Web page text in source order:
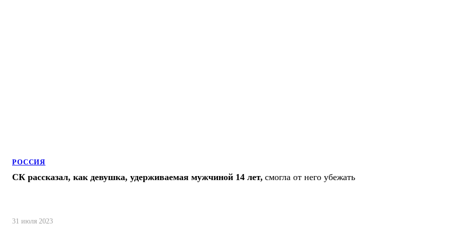
РОССИЯ
СК рассказал, как девушка, удерживаемая мужчиной 14 лет, смогла от него убежать
31 июля 2023